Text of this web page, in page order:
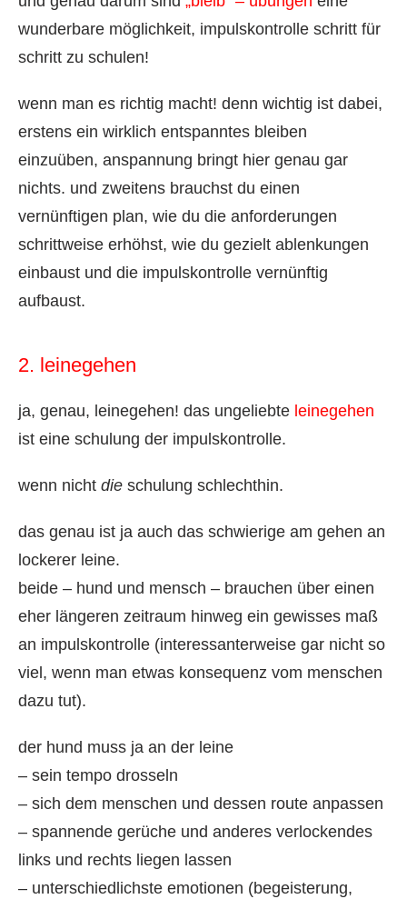
wunderbare möglichkeit, impulskontrolle schritt für
schritt zu schulen!
wenn man es richtig macht! denn wichtig ist dabei,
erstens ein wirklich entspanntes bleiben
einzuüben, anspannung bringt hier genau gar
nichts. und zweitens brauchst du einen
vernünftigen plan, wie du die anforderungen
schrittweise erhöhst, wie du gezielt ablenkungen
einbaust und die impulskontrolle vernünftig
aufbaust.
2. leinegehen
ja, genau, leinegehen! das ungeliebte leinegehen
ist eine schulung der impulskontrolle.
wenn nicht die schulung schlechthin.
das genau ist ja auch das schwierige am gehen an
lockerer leine.
beide – hund und mensch – brauchen über einen
eher längeren zeitraum hinweg ein gewisses maß
an impulskontrolle (interessanterweise gar nicht so
viel, wenn man etwas konsequenz vom menschen
dazu tut).
der hund muss ja an der leine
– sein tempo drosseln
– sich dem menschen und dessen route anpassen
– spannende gerüche und anderes verlockendes
links und rechts liegen lassen
– unterschiedlichste emotionen (begeisterung,